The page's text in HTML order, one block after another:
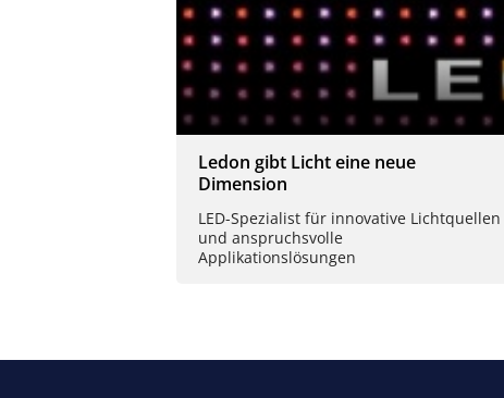
Ledon gibt Licht eine neue
Dimension
LED-Spezialist für innovative Lichtquellen
und anspruchsvolle
Applikationslösungen